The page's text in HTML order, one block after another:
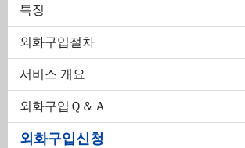
특징
외화구입절차
서비스 개요
외화구입Ｑ＆Ａ
외화구입신청